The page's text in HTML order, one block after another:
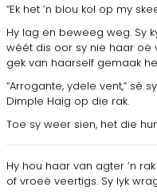
“Ek het ’n blou kol op my
Hy lag en beweeg weg. Sy
wéét dis oor sy nie haar oë
gek van haarself ge­maak
“Arrogante, ydele vent,” sê
Dimple Haig op die rak.
Toe sy weer sien, het die
Hy hou haar van agter ’n
of vroeë veertigs. Sy lyk